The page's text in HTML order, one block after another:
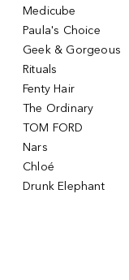
Medicube
Paula's Choice
Geek & Gorgeous
Rituals
Fenty Hair
The Ordinary
TOM FORD
Nars
Chloé
Drunk Elephant